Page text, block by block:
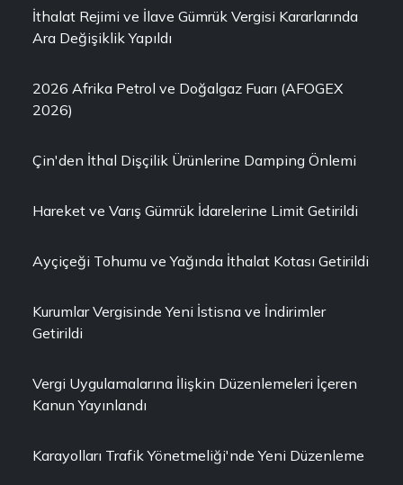
İthalat Rejimi ve İlave Gümrük Vergisi Kararlarında
Ara Değişiklik Yapıldı
2026 Afrika Petrol ve Doğalgaz Fuarı (AFOGEX
2026)
Çin'den İthal Dişçilik Ürünlerine Damping Önlemi
Hareket ve Varış Gümrük İdarelerine Limit Getirildi
Ayçiçeği Tohumu ve Yağında İthalat Kotası Getirildi
Kurumlar Vergisinde Yeni İstisna ve İndirimler
Getirildi
Vergi Uygulamalarına İlişkin Düzenlemeleri İçeren
Kanun Yayınlandı
Karayolları Trafik Yönetmeliği'nde Yeni Düzenleme